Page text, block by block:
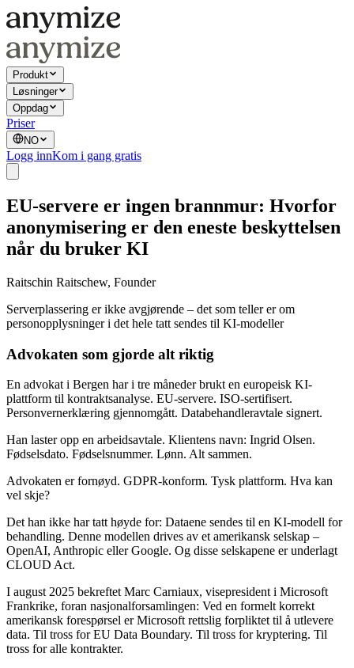
Produkt
Løsninger
Oppdag
Priser
NO
Logg innKom i gang gratis
EU-servere er ingen brannmur: Hvorfor
anonymisering er den eneste beskyttelsen
når du bruker KI
Raitschin Raitschew, Founder
Serverplassering er ikke avgjørende – det som teller er om
personopplysninger i det hele tatt sendes til KI-modeller
Advokaten som gjorde alt riktig
En advokat i Bergen har i tre måneder brukt en europeisk KI-
plattform til kontraktsanalyse. EU-servere. ISO-sertifisert.
Personvernerklæring gjennomgått. Databehandleravtale signert.
Han laster opp en arbeidsavtale. Klientens navn: Ingrid Olsen.
Fødselsdato. Fødselsnummer. Lønn. Alt sammen.
Advokaten er fornøyd. GDPR-konform. Tysk plattform. Hva kan
vel skje?
Det han ikke har tatt høyde for: Dataene sendes til en KI-modell for
behandling. Denne modellen drives av et amerikansk selskap –
OpenAI, Anthropic eller Google. Og disse selskapene er underlagt
CLOUD Act.
I august 2025 bekreftet Marc Carniaux, visepresident i Microsoft
Frankrike, foran nasjonalforsamlingen: Ved en formelt korrekt
amerikansk forespørsel er Microsoft rettslig forpliktet til å utlevere
data. Til tross for EU Data Boundary. Til tross for kryptering. Til
tross for alle kontrakter.